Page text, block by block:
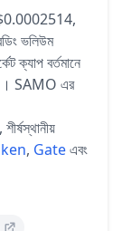
ভলিউম
ক্যাপ বর্তমানে
SAMO এর
, Gateএবং